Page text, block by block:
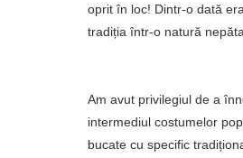
oprit în loc! Dintr-o dată
tradiția într-o natură
Am avut privilegiul de a
intermediul costumelor
bucate cu specific